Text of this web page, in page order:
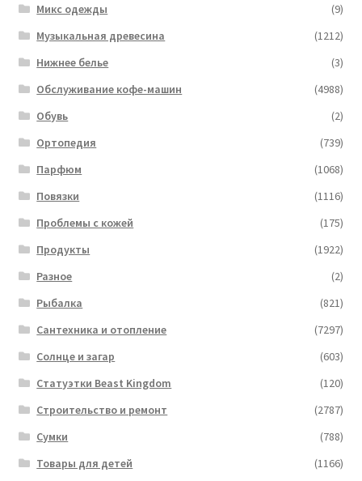
Микс одежды
(9)
Музыкальная древесина
(1212)
Нижнее белье
(3)
Обслуживание кофе-машин
(4988)
Обувь
(2)
Ортопедия
(739)
Парфюм
(1068)
Повязки
(1116)
Проблемы с кожей
(175)
Продукты
(1922)
Разное
(2)
Рыбалка
(821)
Сантехника и отопление
(7297)
Солнце и загар
(603)
Статуэтки Beast Kingdom
(120)
Строительство и ремонт
(2787)
Сумки
(788)
Товары для детей
(1166)